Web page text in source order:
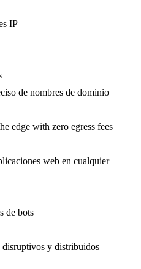
IP
de nombres de dominio
edge with zero egress fees
web en cualquier
de bots
disruptivos y distribuidos